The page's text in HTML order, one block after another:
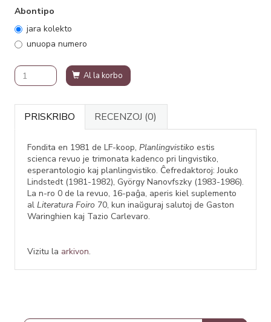
Abontipo
jara kolekto
unuopa numero
Al la korbo
PRISKRIBO RECENZOJ (0)
Fondita en 1981 de LF-koop, Planlingvistiko estis
scienca revuo je trimonata kadenco pri lingvistiko,
esperantologio kaj planlingvistiko. Ĉefredaktoroj: Jouko
Lindstedt (1981-1982), György Nanovfszky (1983-1986).
La n-ro 0 de la revuo, 16-paĝa, aperis kiel suplemento
al Literatura Foiro 70, kun inaŭguraj salutoj de Gaston
Waringhien kaj Tazio Carlevaro.
Vizitu la arkivon.